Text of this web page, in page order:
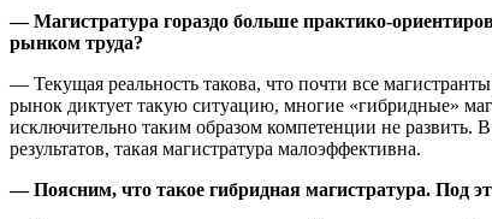
— Магистратура гораздо больше практико-
рынком труда?
— Текущая реальность такова, что почти все
рынок диктует такую ситуацию, многие «гибридные»
исключительно таким образом компетенции не развить.
результатов, такая магистратура малоэффективна.
— Поясним, что такое гибридная магистратура. Под